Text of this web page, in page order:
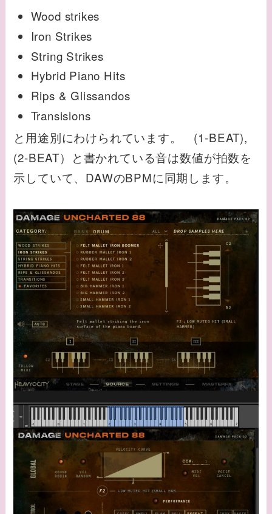
Wood strikes
Iron Strikes
String Strikes
Hybrid Piano Hits
Rips & Glissandos
Transisions
と用途別にわけられています。 (1-BEAT),
(2-BEAT）と書かれている音は数値が拍数を
示していて、DAWのBPMに同期します。